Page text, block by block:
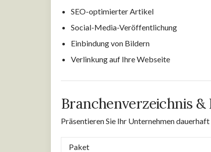
SEO-optimierter Artikel
Social-Media-Veröffentlichung
Einbindung von Bildern
Verlinkung auf Ihre Webseite
Branchenverzeichnis
Präsentieren Sie Ihr Unternehmen
Paket